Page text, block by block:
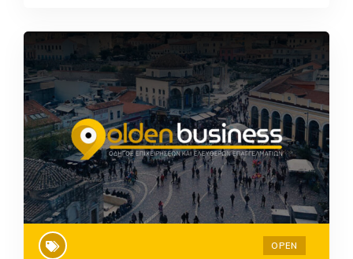
OPEN